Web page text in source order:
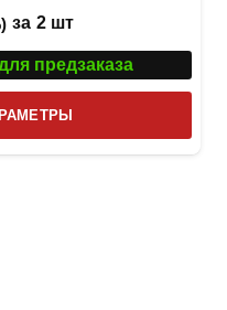
за 2 шт
предзаказа
товар